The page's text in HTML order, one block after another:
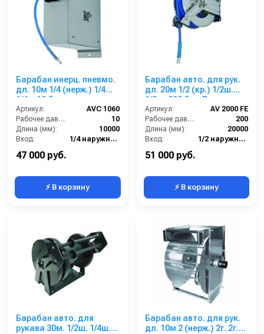
Барабан инерц. пневмо.
дл. 10м 1/4 (нерж.) 1/4ш.
1/4ш 10 бар
Артикул:
AVC 1060
Рабочее давление (бар):
10
Длина (мм):
10000
Вход:
1/4 наружняя резьба
47 000 руб.
⚡ В корзину
Барабан авто. для рук.
дл. 20м 1/2 (кр.) 1/2ш.
1/2ш. 200 бар Легкая
пружина
Артикул:
AV 2000 FE
Рабочее давление (бар):
200
Длина (мм):
20000
Вход:
1/2 наружняя резьба
51 000 руб.
⚡ В корзину
Барабан авто. для
рукава 30м. 1/2ш. 1/4ш.
Барабан авто. для рук.
дл. 10м 2 (нерж.) 2г. 2г.